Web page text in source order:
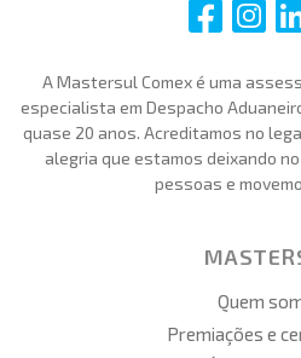
i i i
A Mastersul Comex é uma
especialista em Despacho
quase 20 anos. Acreditamos no
alegria que estamos deixando
pessoas e
Quem
Premiações e